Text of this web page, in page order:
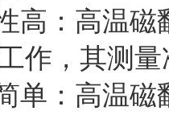
：高温磁翻
作，其测
：高温磁翻